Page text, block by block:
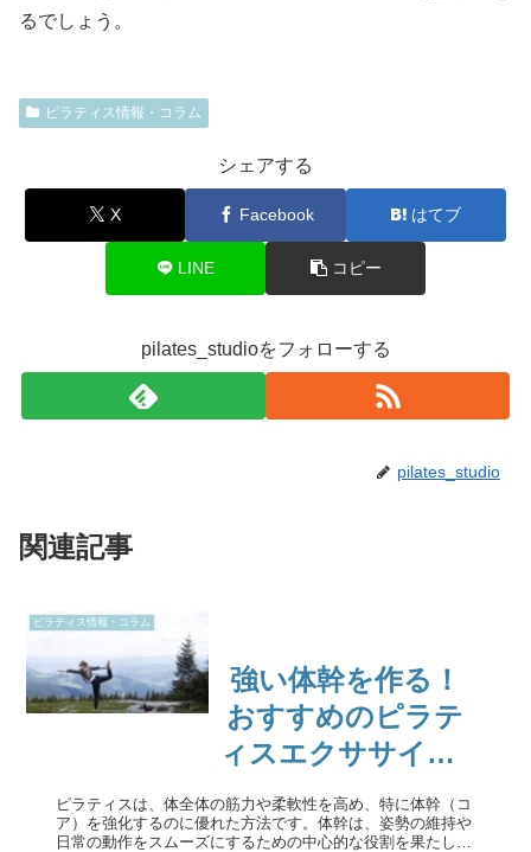
るでしょう。
ピラティス情報・コラム
シェアする
X Facebook はてブ
LINE コピー
pilates_studioをフォローする
pilates_studio
関連記事
ピラティス情報・コラム
強い体幹を作る！
おすすめのピラテ
ィスエクササイズ5
選
ピラティスは、体全体の筋力や柔軟性を高め、特に体幹（コ
ア）を強化するのに優れた方法です。体幹は、姿勢の維持や
日常の動作をスムーズにするための中心的な役割を果たしま